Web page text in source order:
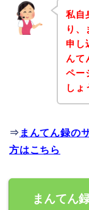
私自
り、
申し
んて
ペー
しょ
⇒ まんてん録の
方はこちら
まんてん